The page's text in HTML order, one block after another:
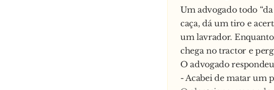
Um advogado todo
caça, dá um tiro e
um lavrador.
chega no tractor e
O advogado
- Acabei de matar um